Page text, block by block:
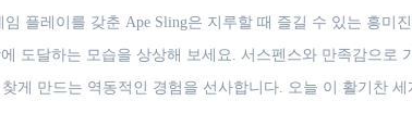
플레이를 갖춘 Ape Sling은 지루할 때 즐길 수 있는 흥
도달하는 모습을 상상해 보세요. 서스펜스와 만족감으
게 만드는 역동적인 경험을 선사합니다. 오늘 이 활기찬